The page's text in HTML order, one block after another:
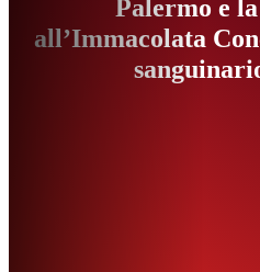
Palermo e
all’Immacolata